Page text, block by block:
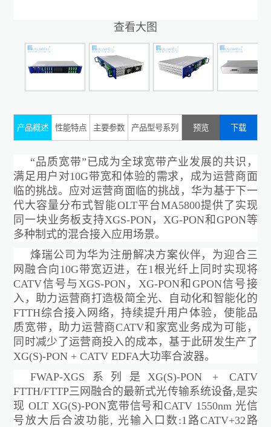
查看大图
产品概述 性能特点 主要参数 产品型号系列 预览 下载
“品质宽带”已成为全球宽带产业发展的共识，
满足用户对10G带宽和体验的需求，成为运营商面
临的挑战。应对运营商面临的挑战， 华为基于下一
代大容量分布式智能OLT平台MA5800提供了实现
同一块业务板支持XGS-PON，XG-PON和GPON等
多种制式的混合接入应用场景。
烽瑞公司为华为注册解决方案伙伴，为迎合三
网融合向10G带宽迈进，在1 根光纤上同时实现将
CATV信号与XGS-PON，XG-PON和GPON信号接
入，助力运营商打造极简全光、自动化和智能化的
FTTH综合接入网络，持续提升用户体验，使能品
质宽带，助力运营商CATV和 家宽业务成为可能，
同时减少了运营商投入的成本，基于此研发生产了
XG(S)-PON + CATV EDFA大功率合波器。
FWAP-XGS系列 是 XG(S)-PON + CATV
FTTH/FTTP三网融合的最新式光传输系统设备,是实
现 OLT XG(S)-PON宽带信号和CATV 1550nm 光信
号放大后合波功能, 光输入口数:1 路CATV+32 路